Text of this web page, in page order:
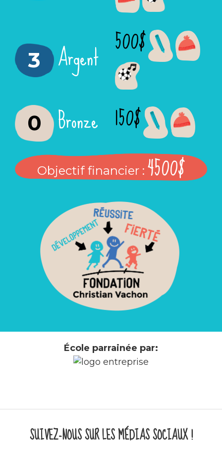
3 Argent 500$
0 Bronze 150$
Objectif financier : 4500$
École parrainée par:
SUIVEZ-NOUS SUR LES MÉDIAS SOCIAUX !